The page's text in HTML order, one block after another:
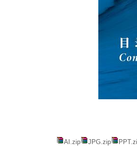
AI.zip JPG.zip